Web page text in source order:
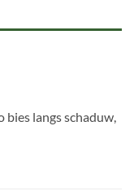
bies langs schaduw,